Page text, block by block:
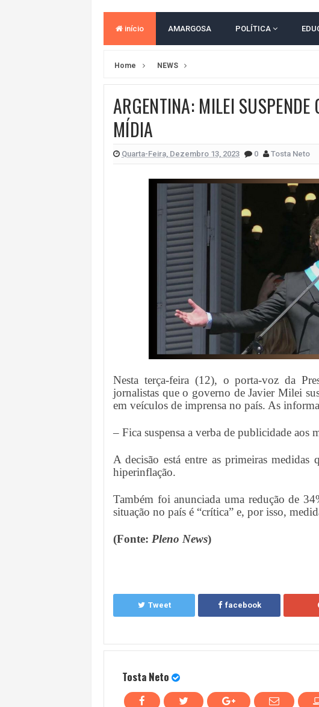
BAHIA E CORINTHIANS EMPATAM EM JOGO
VITÓRIA GOLEIA O ATHLETICO-PR POR 4 A 0 NO
início AMARGOSA POLÍTICA
Home NEWS
ARGENTINA: MILEI
MÍDIA
Quarta-Feira, Dezembro 13, 2023 0 Tosta Neto
Nesta terça-feira (12), o porta-voz da
jornalistas que o governo de Javier Milei
em veículos de imprensa no país. As
– Fica suspensa a verba de publicidade
A decisão está entre as primeiras
hiperinflação.
Também foi anunciada uma redução de
situação no país é “crítica” e, por isso,
(Fonte: Pleno News)
Tweet facebook
Tosta Neto